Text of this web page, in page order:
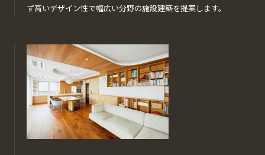
ず高いデザイン性で幅広い分野の施設建築を提案します。